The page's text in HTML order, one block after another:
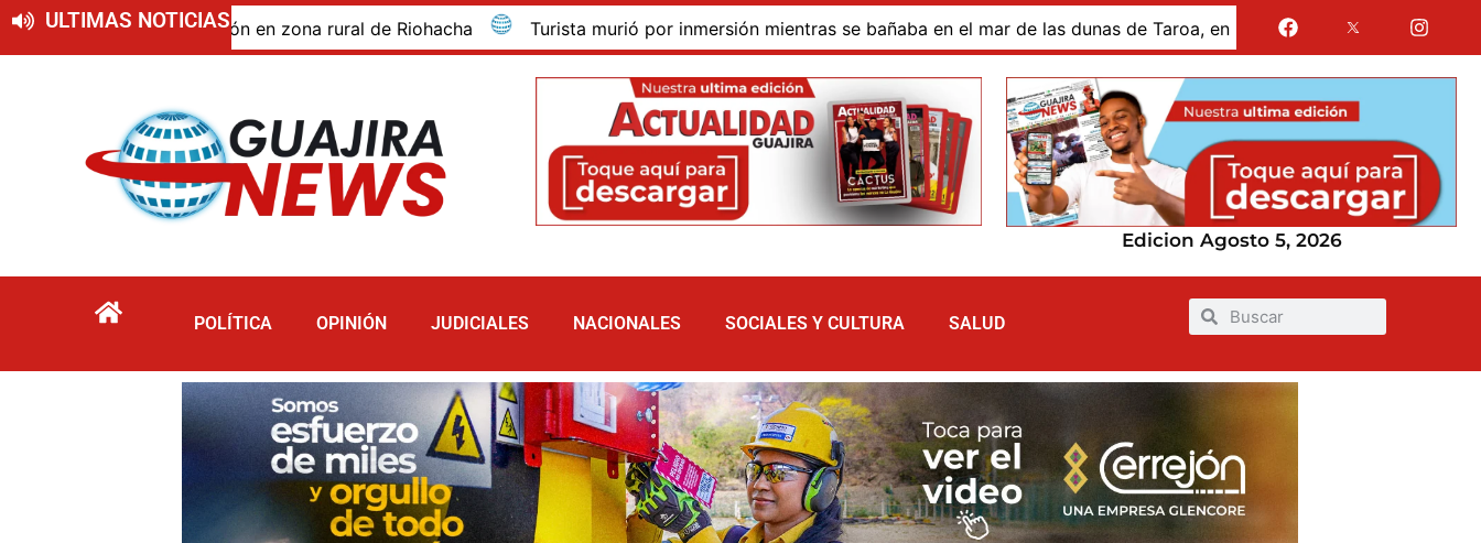
ULTIMAS NOTICIAS
de descomposición en zona rural de Riohacha Turista murió por inmersión mientras se bañaba en el mar de las dunas de Taroa, en la Alta Guajira Gases de La
Edicion Agosto 5, 2026
POLÍTICA OPINIÓN JUDICIALES NACIONALES SOCIALES Y CULTURA SALUD